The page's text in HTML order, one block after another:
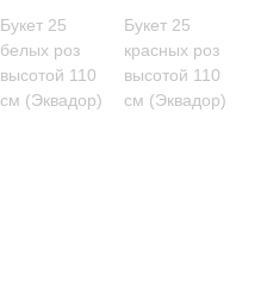
Букет 25
белых роз
высотой 110
см (Эквадор)
Букет 25
красных роз
высотой 110
см (Эквадор)